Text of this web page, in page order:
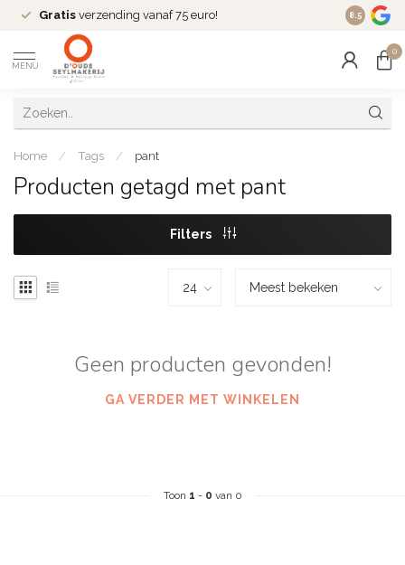
Gratis verzending vanaf 75 euro! Dé
8.5
MENU
0
Home / Tags / pant
Producten getagd met pant
Filters
Geen producten gevonden!
GA VERDER MET WINKELEN
Toon 1 - 0 van 0